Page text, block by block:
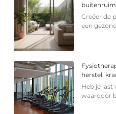
Creëer de
een
herstel,
Heb je last
waardoor